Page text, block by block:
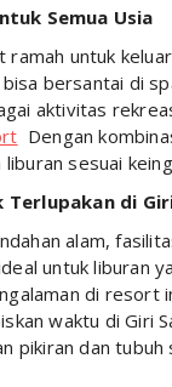
Semua Usia
untuk
bersantai di
aktivitas
Dengan
sesuai
Terlupakan di
alam,
untuk liburan
di resort
waktu di Giri
pikiran dan